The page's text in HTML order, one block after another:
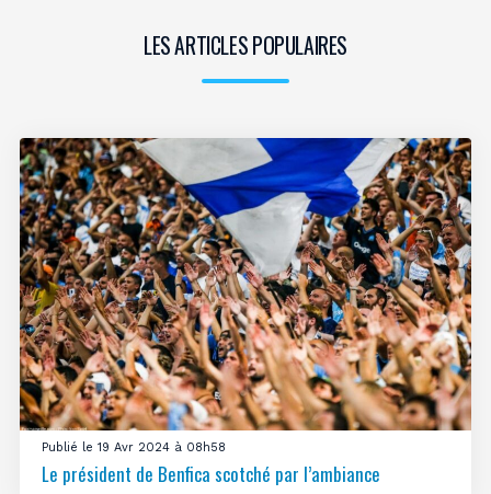
LES ARTICLES POPULAIRES
Publié le 19 Avr 2024 à 08h58
Le président de Benfica scotché par l’ambiance